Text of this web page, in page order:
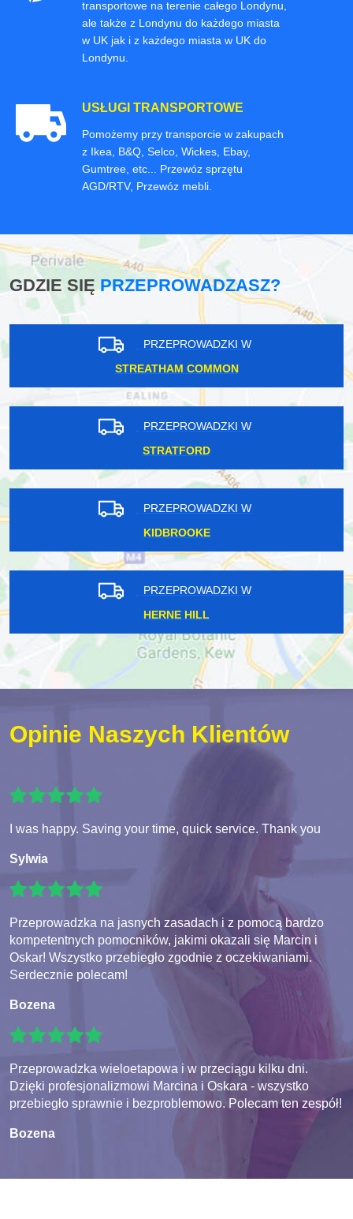
transportowe na terenie całego Londynu,
ale także z Londynu do każdego miasta
w UK jak i z każdego miasta w UK do
Londynu.
USŁUGI TRANSPORTOWE
Pomożemy przy transporcie w zakupach
z Ikea, B&Q, Selco, Wickes, Ebay,
Gumtree, etc... Przewóz sprzętu
AGD/RTV, Przewóz mebli.
GDZIE SIĘPRZEPROWADZASZ?
PRZEPROWADZKI W
STREATHAM COMMON
PRZEPROWADZKI W
STRATFORD
PRZEPROWADZKI W
KIDBROOKE
PRZEPROWADZKI W
HERNE HILL
Opinie Naszych Klientów
I was happy. Saving your time, quick service. Thank you
Sylwia
Przeprowadzka na jasnych zasadach i z pomocą bardzo
kompetentnych pomocników, jakimi okazali się Marcin i
Oskar! Wszystko przebiegło zgodnie z oczekiwaniami.
Serdecznie polecam!
Bozena
Przeprowadzka wieloetapowa i w przeciągu kilku dni.
Dzięki profesjonalizmowi Marcina i Oskara - wszystko
przebiegło sprawnie i bezproblemowo. Polecam ten zespół!
Bozena